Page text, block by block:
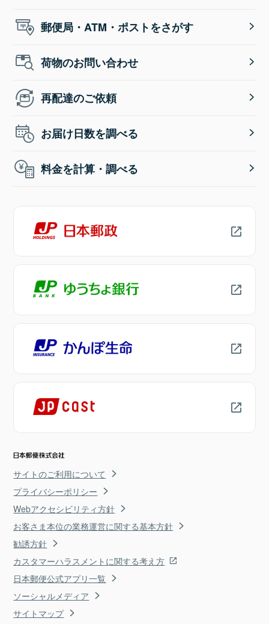
郵便局・ATM・ポストをさがす
荷物のお問い合わせ
再配達のご依頼
お届け日数を調べる
料金を計算・調べる
サイトのご利用について
プライバシーポリシー
Webアクセシビリティ方針
お客さま本位の業務運営に関する基本方針
勧誘方針
カスタマーハラスメントに関する考え方
日本郵便公式アプリ一覧
ソーシャルメディア
サイトマップ